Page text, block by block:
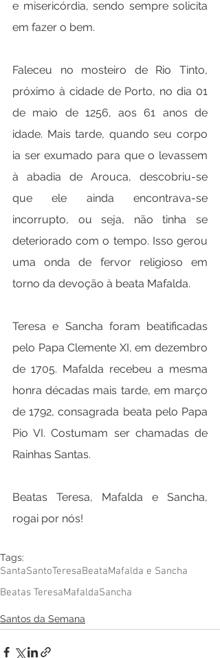
e misericórdia, sendo sempre solicita
em fazer o bem.
Faleceu no mosteiro de Rio Tinto,
próximo à cidade de Porto, no dia 01
de maio de 1256, aos 61 anos de
idade. Mais tarde, quando seu corpo
ia ser exumado para que o levassem
à abadia de Arouca, descobriu-se
que ele ainda encontrava-se
incorrupto, ou seja, não tinha se
deteriorado com o tempo. Isso gerou
uma onda de fervor religioso em
torno da devoção à beata Mafalda.
Teresa e Sancha foram beatificadas
pelo Papa Clemente XI, em dezembro
de 1705. Mafalda recebeu a mesma
honra décadas mais tarde, em março
de 1792, consagrada beata pelo Papa
Pio VI. Costumam ser chamadas de
Rainhas Santas.
Beatas Teresa, Mafalda e Sancha,
rogai por nós!
Tags:
SantaSantoTeresaBeataMafalda e Sancha
Beatas TeresaMafaldaSancha
Santos da Semana